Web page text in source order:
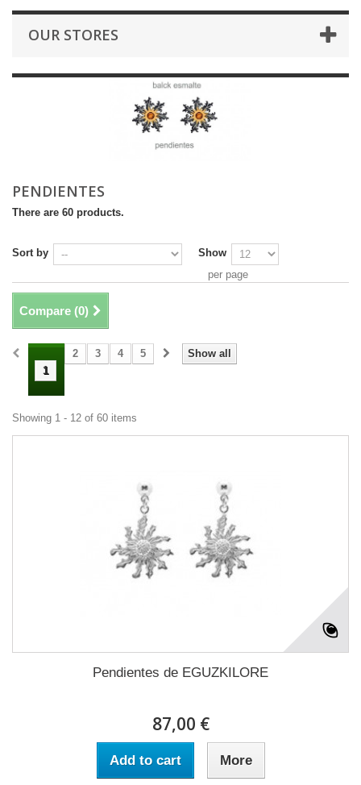
OUR STORES
PENDIENTES
There are 60 products.
Sort by
Show
per page
Compare (0)
Show all
1
2 3 4 5
Showing 1 - 12 of 60 items
Pendientes de EGUZKILORE
87,00 €
Add to cart More